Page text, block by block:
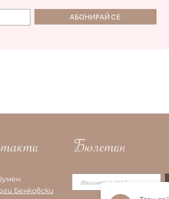
Бенковски
Бюлетин